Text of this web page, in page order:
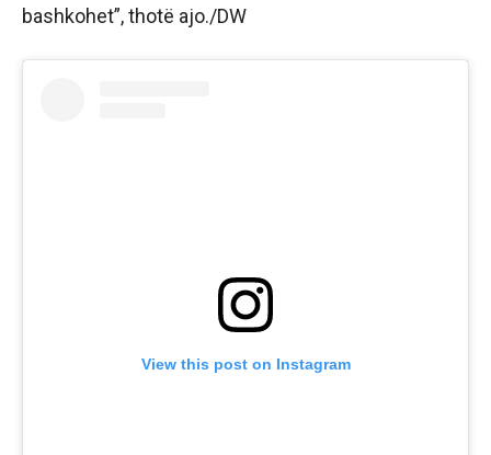
bashkohet”, thotë ajo./DW
View this post on Instagram